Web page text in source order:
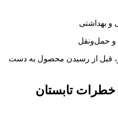
و بهداشتی
و حمل‌ونقل
قبل از رسیدن محصول به دست
تابستان